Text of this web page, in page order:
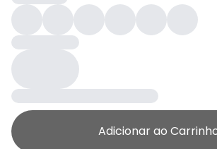
Adicionar ao